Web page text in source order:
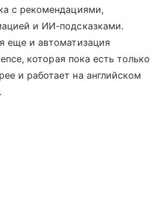
с рекомендациями,
и ИИ-подсказками.
еще и автоматизация
которая пока есть только
и работает на английском